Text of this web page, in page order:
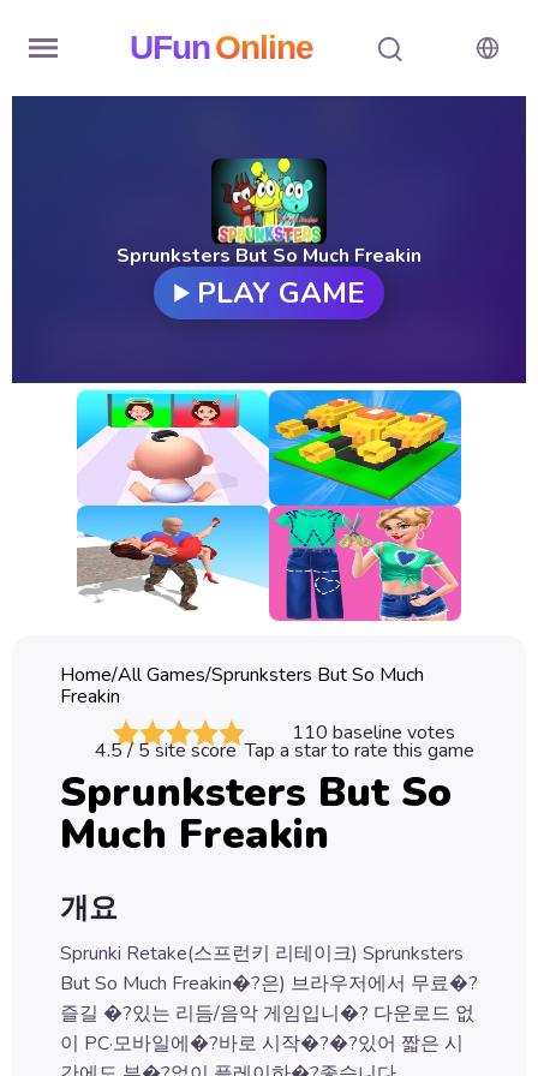
UFunOnline
New
Games
All
Games
Classic
Sprunki
Games
Car
Games
Run
Games
Puzzle
Games
Sprunksters But So Much Freakin
PLAY GAME
Home/All Games/Sprunksters But So Much
Freakin
110 baseline votes
4.5/ 5 site score Tap a star to rate this game
Sprunksters But So
Much Freakin
개요
Sprunki Retake(스프런키 리테이크) Sprunksters
But So Much Freakin�?은) 브라우저에서 무료�?
즐길 �?있는 리듬/음악 게임입니�? 다운로드 없
이 PC·모바일에�?바로 시작�?�?있어 짧은 시